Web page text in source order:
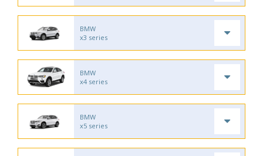
BMW
x3 series
BMW
x4 series
BMW
x5 series